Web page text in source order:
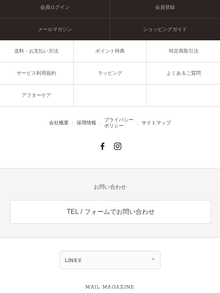
会員ログイン 会員登録
メールマガジン ショッピングガイド
送料・お支払い方法 ポイント特典 特定商取引法
サービス利用規約 ラッピング よくあるご質問
アフターケア
会社概要 採用情報
プライバシー
ポリシー
サイトマップ
お問い合わせ
TEL / フォームでお問い合わせ
LINKS
MAIL MAGAZINE